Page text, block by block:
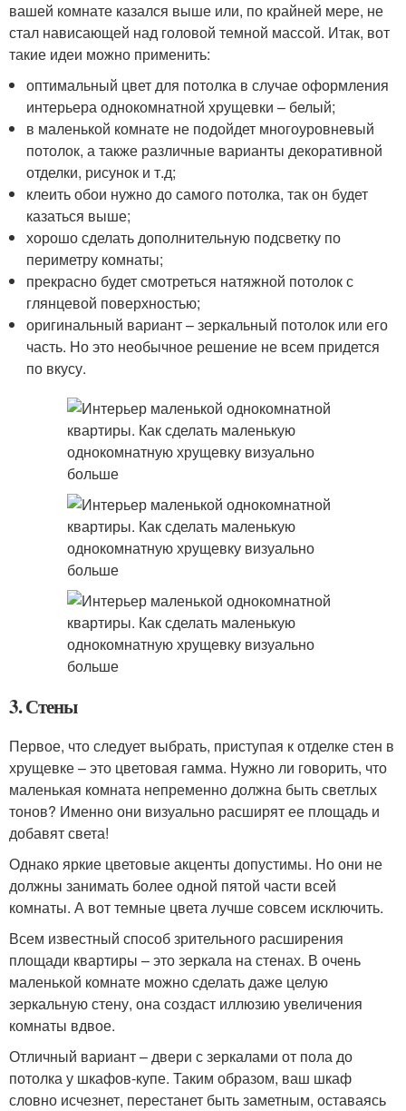
вашей комнате казался выше или, по крайней мере, не
стал нависающей над головой темной массой. Итак, вот
такие идеи можно применить:
оптимальный цвет для потолка в случае оформления
интерьера однокомнатной хрущевки – белый;
в маленькой комнате не подойдет многоуровневый
потолок, а также различные варианты декоративной
отделки, рисунок и т.д;
клеить обои нужно до самого потолка, так он будет
казаться выше;
хорошо сделать дополнительную подсветку по
периметру комнаты;
прекрасно будет смотреться натяжной потолок с
глянцевой поверхностью;
оригинальный вариант – зеркальный потолок или его
часть. Но это необычное решение не всем придется
по вкусу.
3. Стены
Первое, что следует выбрать, приступая к отделке стен в
хрущевке – это цветовая гамма. Нужно ли говорить, что
маленькая комната непременно должна быть светлых
тонов? Именно они визуально расширят ее площадь и
добавят света!
Однако яркие цветовые акценты допустимы. Но они не
должны занимать более одной пятой части всей
комнаты. А вот темные цвета лучше совсем исключить.
Всем известный способ зрительного расширения
площади квартиры – это зеркала на стенах. В очень
маленькой комнате можно сделать даже целую
зеркальную стену, она создаст иллюзию увеличения
комнаты вдвое.
Отличный вариант – двери с зеркалами от пола до
потолка у шкафов-купе. Таким образом, ваш шкаф
словно исчезнет, перестанет быть заметным, оставаясь